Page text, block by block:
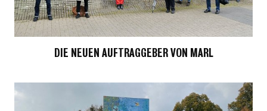
DIE NEUEN AUFTRAGGEBER VON MARL